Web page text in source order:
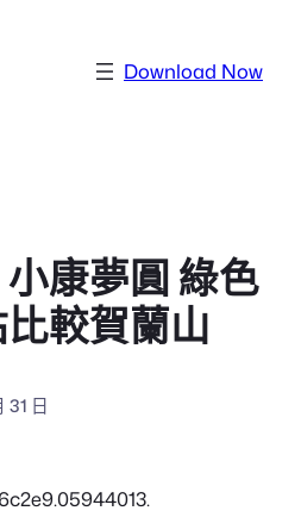
Download Now
康夢圓 綠色
較賀蘭山
31 日